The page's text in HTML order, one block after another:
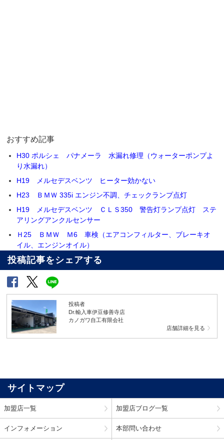
おすすめ記事
H30 ポルシェ パナメーラ 水漏れ修理（ウォーターポンプよ
り水漏れ）
H19 メルセデスベンツ ヒーター効かない
H23 ＢＭＷ 335i エンジン不調、チェックランプ点灯
H19 メルセデスベンツ ＣＬＳ350 警告灯ランプ点灯 ステ
アリングアンクルセンサー
Ｈ25 ＢＭＷ Ｍ6 車検（エアコンフィルター、ブレーキオ
イル、エンジンオイル）
投稿記事をシェアする
投稿者
Dr.輸入車伊豆修善寺店
カノガワ自工有限会社
店舗詳細を見る
サイトマップ
加盟店一覧 加盟店ブログ一覧
インフォメーション 本部問い合わせ